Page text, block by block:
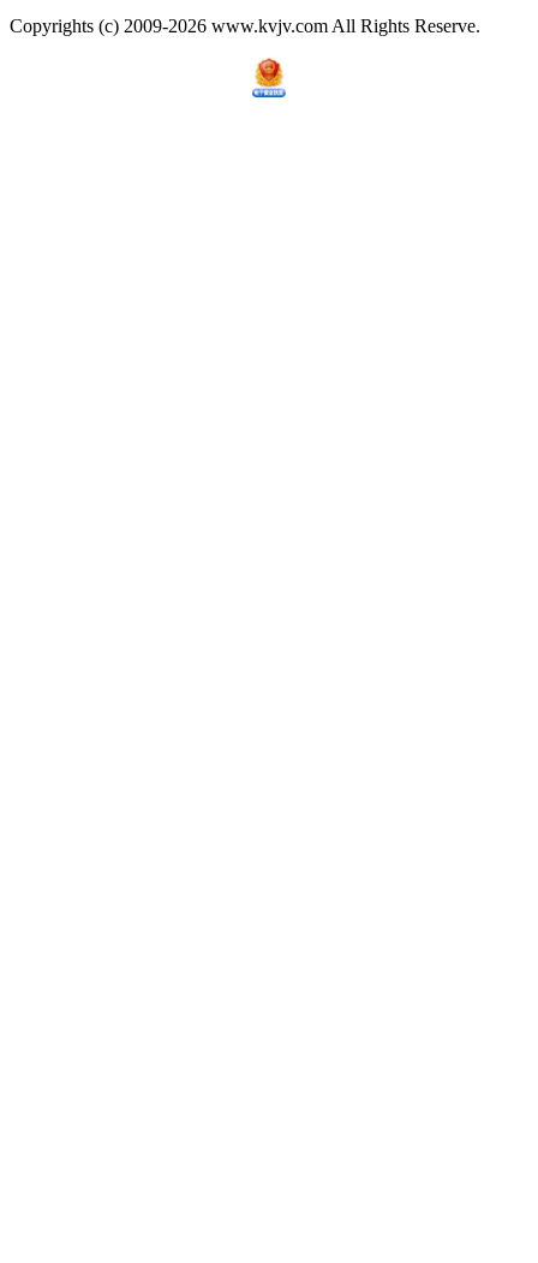
Copyrights (c) 2009-2026 www.kvjv.com All Rights Reserve.